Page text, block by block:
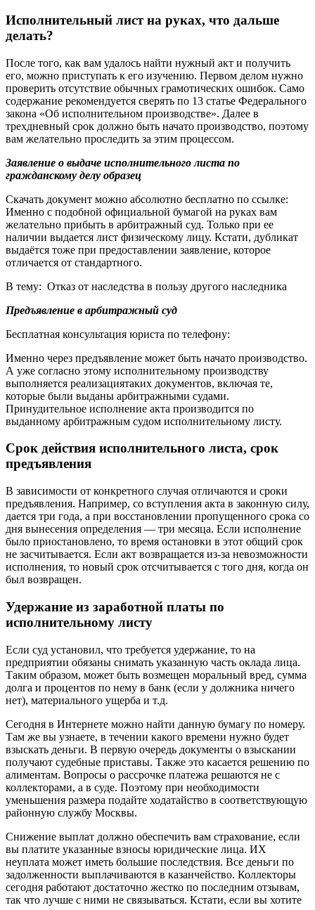
Исполнительный лист на руках, что дальше
делать?
После того, как вам удалось найти нужный акт и получить
его, можно приступать к его изучению. Первом делом нужно
проверить отсутствие обычных грамотических ошибок. Само
содержание рекомендуется сверять по 13 статье Федерального
закона «Об исполнительном производстве». Далее в
трехдневный срок должно быть начато производство, поэтому
вам желательно проследить за этим процессом.
Заявление о выдаче исполнительного листа по
гражданскому делу образец
Скачать документ можно абсолютно бесплатно по ссылке:
Именно с подобной официальной бумагой на руках вам
желательно прибыть в арбитражный суд. Только при ее
наличии выдается лист физическому лицу. Кстати, дубликат
выдаётся тоже при предоставлении заявление, которое
отличается от стандартного.
В тему: Отказ от наследства в пользу другого наследника
Предъявление в арбитражный суд
Бесплатная консультация юриста по телефону:
Именно через предъявление может быть начато производство.
А уже согласно этому исполнительному производству
выполняется реализациятаких документов, включая те,
которые были выданы арбитражными судами.
Принудительное исполнение акта производится по
выданному арбитражным судом исполнительному листу.
Срок действия исполнительного листа, срок
предъявления
В зависимости от конкретного случая отличаются и сроки
предъявления. Например, со вступления акта в законную силу,
дается три года, а при восстановлении пропущенного срока со
дня вынесения определения — три месяца. Если исполнение
было приостановлено, то время остановки в этот общий срок
не засчитывается. Если акт возвращается из-за невозможности
исполнения, то новый срок отсчитывается с того дня, когда он
был возвращен.
Удержание из заработной платы по
исполнительному листу
Если суд установил, что требуется удержание, то на
предприятии обязаны снимать указанную часть оклада лица.
Таким образом, может быть возмещен моральный вред, сумма
долга и процентов по нему в банк (если у должника ничего
нет), материального ущерба и т.д.
Сегодня в Интернете можно найти данную бумагу по номеру.
Там же вы узнаете, в течении какого времени нужно будет
взыскать деньги. В первую очередь документы о взыскании
получают судебные приставы. Также это касается решению по
алиментам. Вопросы о рассрочке платежа решаются не с
коллекторами, а в суде. Поэтому при необходимости
уменьшения размера подайте ходатайство в соответствующую
районную службу Москвы.
Снижение выплат должно обеспечить вам страхование, если
вы платите указанные взносы юридические лица. ИХ
неуплата может иметь большие последствия. Все деньги по
задолженности выплачиваются в казанчейство. Коллекторы
сегодня работают достаточно жестко по последним отзывам,
так что лучше с ними не связываться. Кстати, если вы хотите